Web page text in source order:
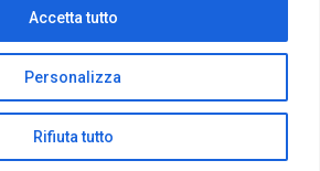
Personalizza
Rifiuta tutto
Accetta tutto